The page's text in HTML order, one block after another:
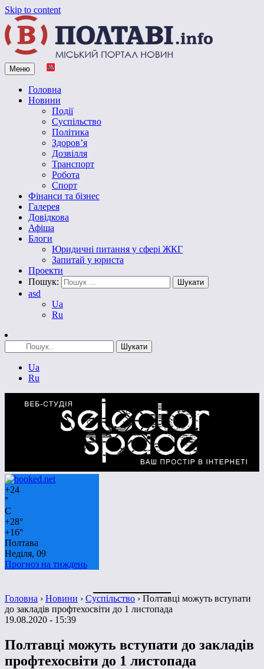
Skip to content
Vpoltave.info
Полтавський портал новин
Меню
Головна
Новини
Події
Суспільство
Політика
Здоров’я
Дозвілля
Транспорт
Робота
Спорт
Фінанси та бізнес
Галерея
Довідкова
Афіша
Блоги
Юридичні питання у сфері ЖКГ
Запитай у юриста
Проекти
Пошук:
asd
Ua
Ru
Ua
Ru
+24
°
C
+28°
+16°
Полтава
Неділя, 09
Прогноз на тиждень
Головна › Новини › Суспільство › Полтавці можуть вступати
до закладів профтехосвіти до 1 листопада
19.08.2020 - 15:39
Полтавці можуть вступати до закладів
профтехосвіти до 1 листопада